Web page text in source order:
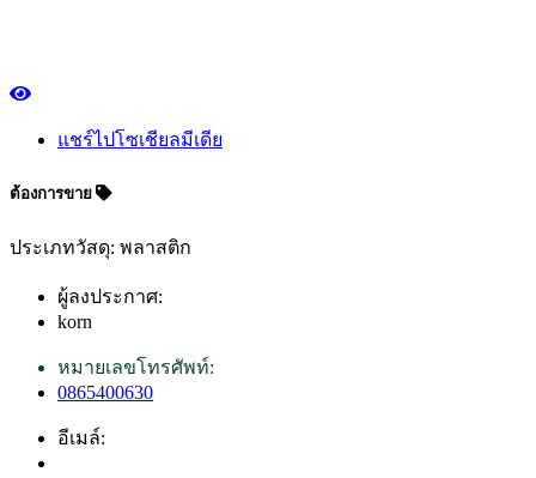
แชร์ไปโซเชียลมีเดีย
ต้องการขาย
ประเภทวัสดุ: พลาสติก
ผู้ลงประกาศ:
korn
หมายเลขโทรศัพท์:
0865400630
อีเมล์: